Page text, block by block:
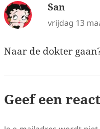
San
vrijdag 13
Naar de dokter
Geef een